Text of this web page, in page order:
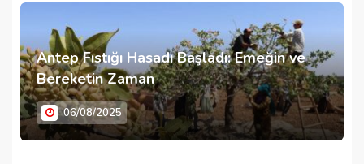
Antep Fıstığı Hasadı Başladı: Emeğin ve
Bereketin Zaman
06/08/2025